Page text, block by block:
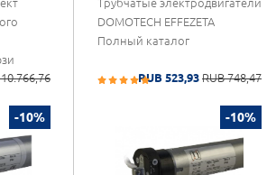
DOMOTECH EFFEZETA
Полный каталог
RUB 523,93 RUB 748,47
-10% -10%